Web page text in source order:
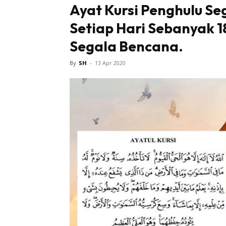
Ayat Kursi Penghulu
Setiap Hari Sebanyak
Segala Bencana.
By SH - 13 Apr 2020